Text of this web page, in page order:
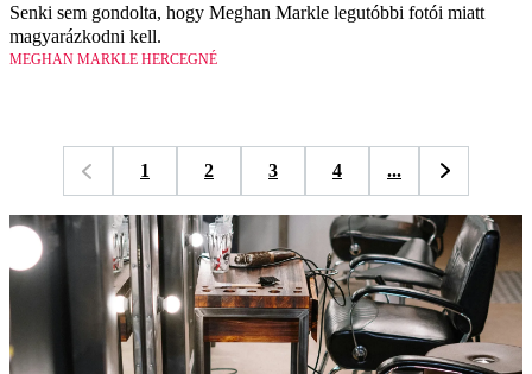
Senki sem gondolta, hogy Meghan Markle legutóbbi fotói miatt
magyarázkodni kell.
MEGHAN MARKLE HERCEGNÉ
1 2 3 4 ...